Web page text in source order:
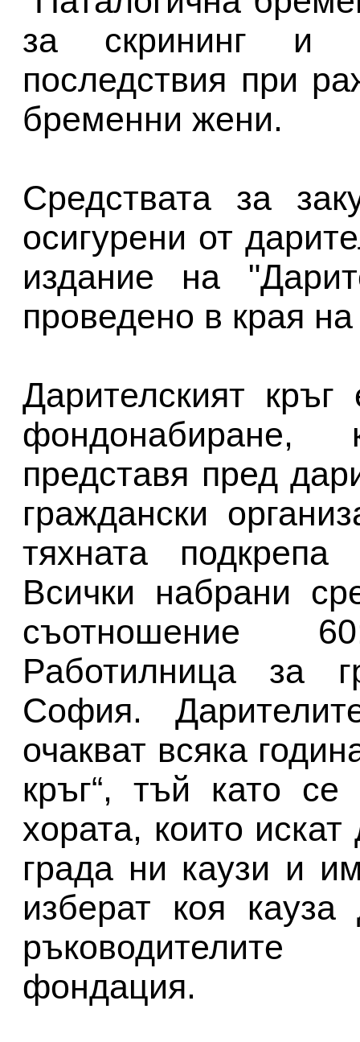
за скрининг и
последствия при
бременни жени.
Средствата за
осигурени от
издание на
проведено в края
Дарителският
фондонабиране,
представя пред
граждански
тяхната
Всички набрани
съотношение
Работилница за
София.
очакват всяка
кръг“, тъй като
хората, които
града ни каузи и
изберат коя кауза
фондация.